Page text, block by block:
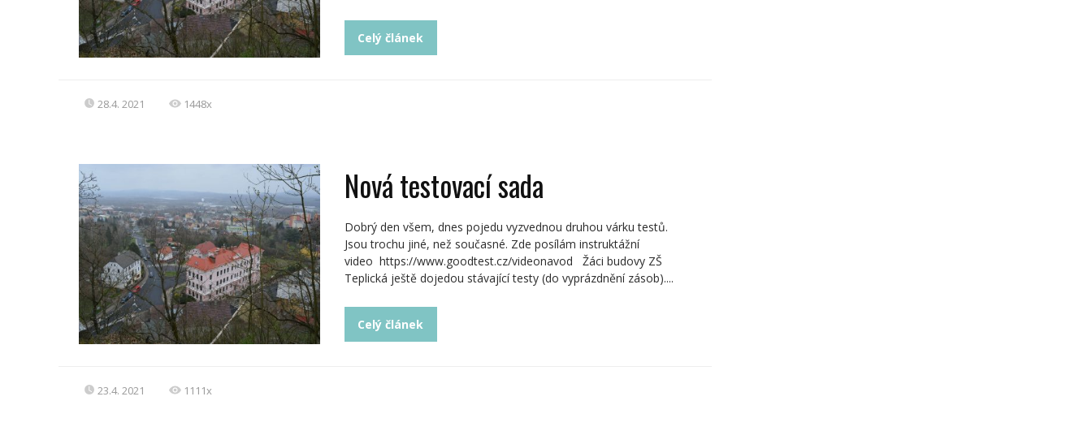
Celý článek
28.4. 2021 1448x
Nová testovací sada
Dobrý den všem, dnes pojedu vyzvednou druhou várku testů.
Jsou trochu jiné, než současné. Zde posílám instruktážní
video https://www.goodtest.cz/videonavod Žáci budovy ZŠ
Teplická ještě dojedou stávající testy (do vyprázdnění zásob)....
Celý článek
23.4. 2021 1111x